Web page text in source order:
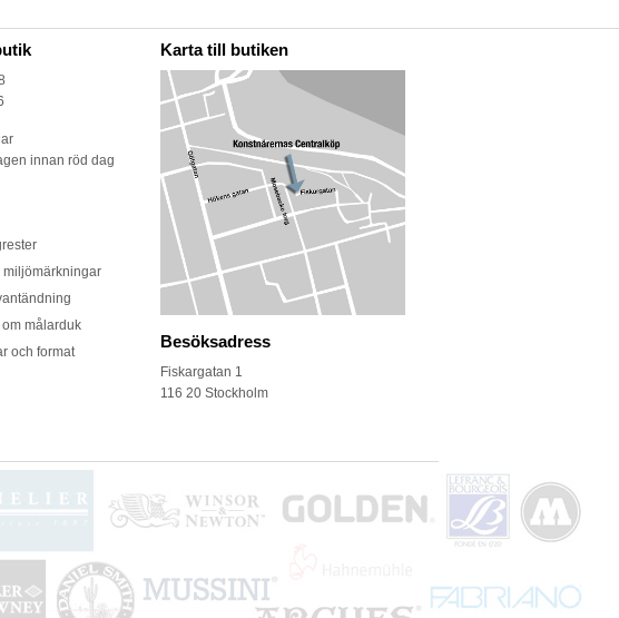
innan röd dag
miljömärkningar
målarduk
och format
Karta till butiken
Besöksadress
Fiskargatan 1
116 20 Stockholm